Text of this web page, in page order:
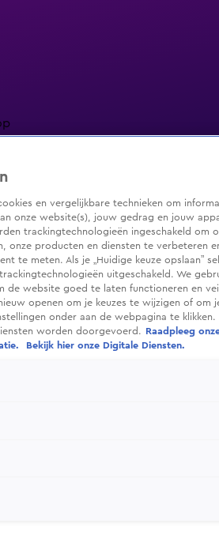
Shop
en vergelijkbare technieken om
onze website(s), jouw gedrag en jouw
trackingtechnologieën ingeschakeld om
onze producten en diensten te verbeteren
te meten. Als je „Huidige keuze opslaan”
uitgeschakeld. We
de website goed te laten functioneren en
openen om je keuzes te wijzigen of om
onder aan de webpagina te klikken.
worden doorgevoerd.
Raadpleeg
Bekijk hier onze Digitale Diensten.